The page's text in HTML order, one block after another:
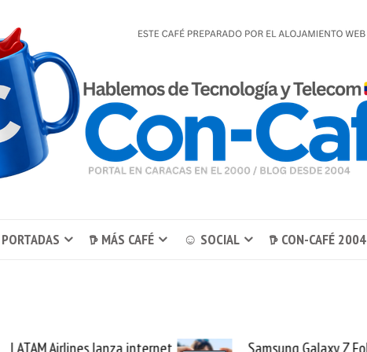
𖠚 MÁS CAFÉ ☺ SOCIAL 𖠚 CON-CAFÉ 2004